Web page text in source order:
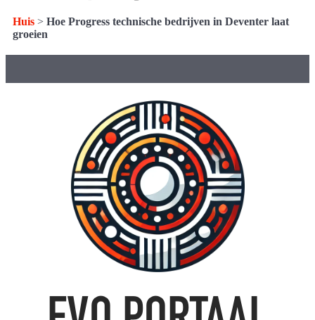
Huis > Hoe Progress technische bedrijven in Deventer laat
groeien